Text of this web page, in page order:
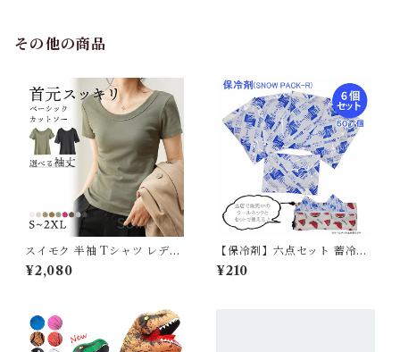
その他の商品
スイモク 半袖 Tシャツ レディ
ース トップス カットソー リブ
デイリー 肌触りの良い素材 大
ない オフィス スーツ シンプル
カーキ ブラック ホワイト 568
2612【水沐良品】
¥2,080
【保冷剤】六点セット 蓄冷剤
スノーパック 50g ペットクー
ルネック用
¥210